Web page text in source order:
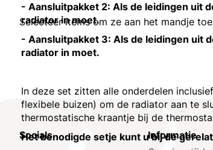
- Aansluitpakket 2: Als de leidingen uit
radiator in moet.
- Aansluitpakket 3: Als de leidingen uit
radiator in moet.
In deze set zitten alle onderdelen
flexibele buizen) om de radiator aan te
thermostatische kraantje bij de
Het benodigde setje kunt u bij de
Selecteer items om ze aan het mandje
Socials
Informatie